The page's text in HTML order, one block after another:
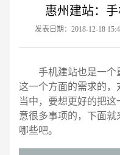
惠州建站：
发表日期：2018-12-18
手机建站也是一个
这一个方面的需求的，
当中，要想更好的把
意很多事项的，下面就
哪些吧。